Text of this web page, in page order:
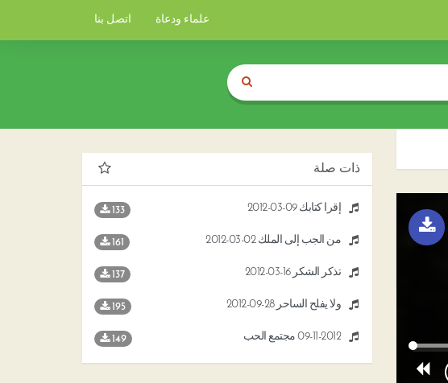
علماء ودعاة اتصل بنا
ذات صلة
إقرأ كتابك 09-03-2012 133
من الجب إلى الملك 02-03-2012 161
تذكر الشكر 16-03-2012 137
ولا يفلح الساحر 28-09-2012 195
09-11-2012 مجتمع الحب 149